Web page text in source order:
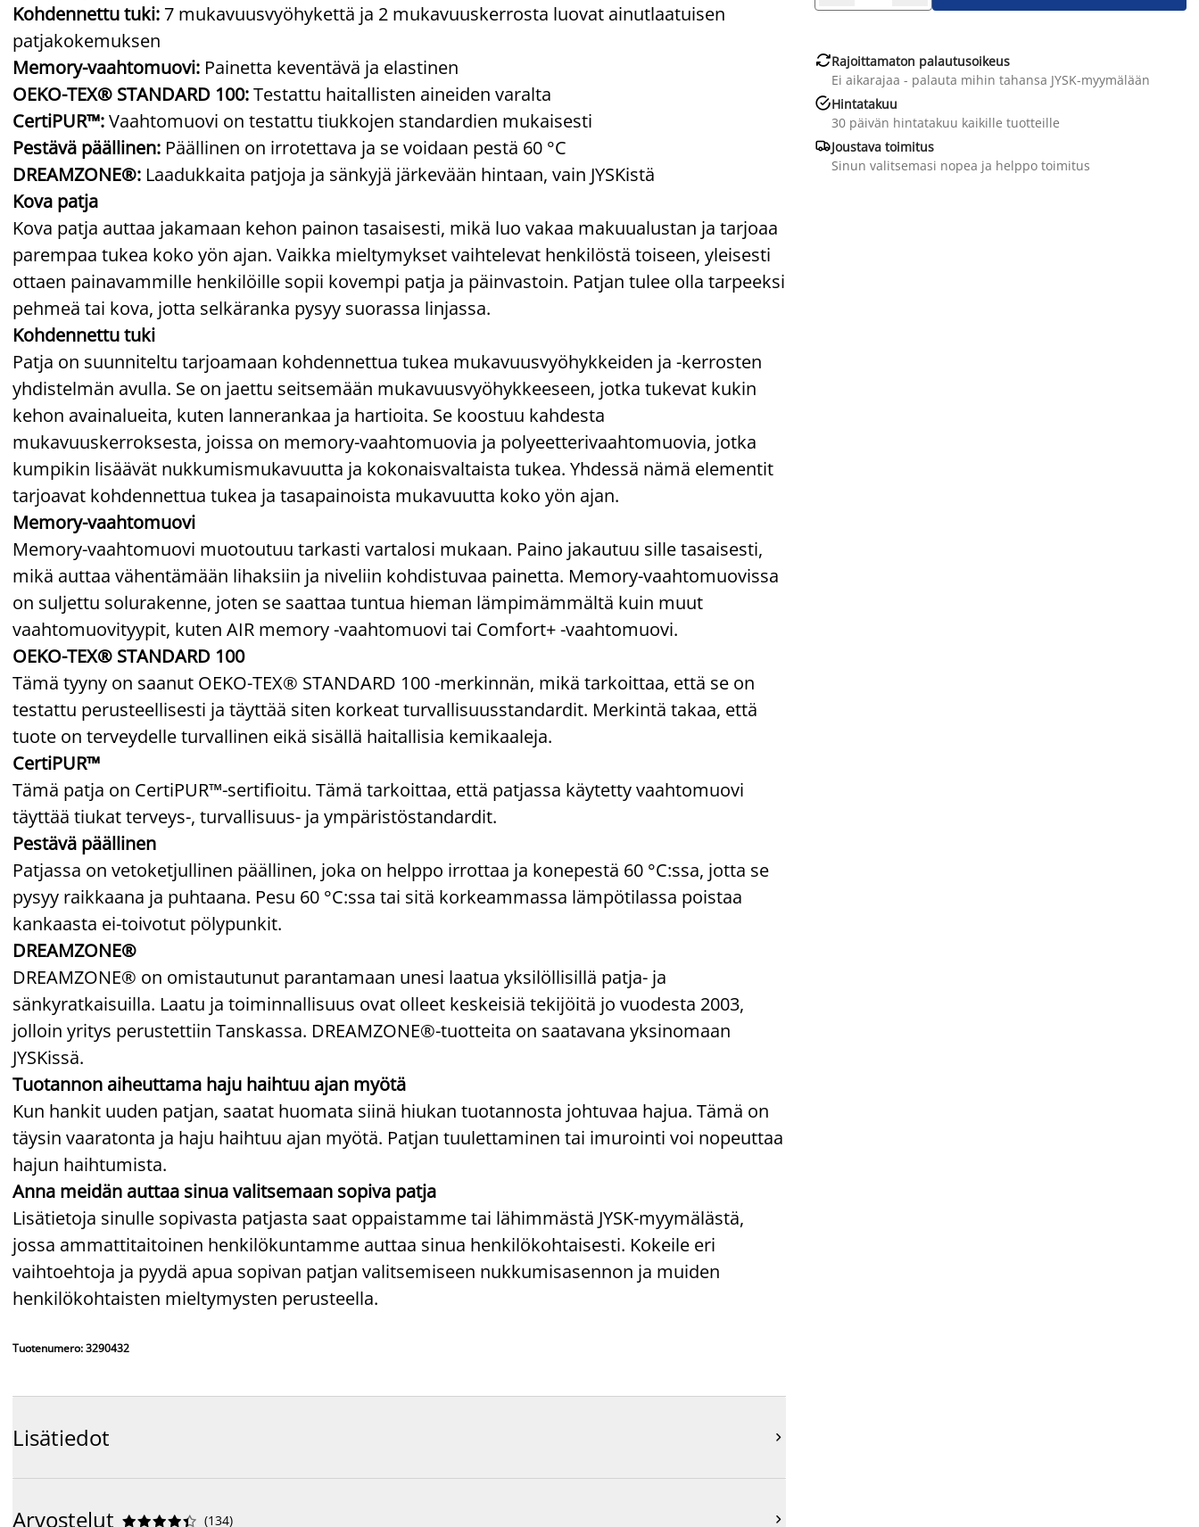
Kohdennettu tuki:7 mukavuusvyöhykettä ja 2 mukavuuskerrosta luovat ainutlaatuisen
patjakokemuksen
Memory-vaahtomuovi: Painetta keventävä ja elastinen
OEKO-TEX® STANDARD 100:Testattu haitallisten aineiden varalta
CertiPUR™:Vaahtomuovi on testattu tiukkojen standardien mukaisesti
Pestävä päällinen: Päällinen on irrotettava ja se voidaan pestä 60 °C
DREAMZONE®: Laadukkaita patjoja ja sänkyjä järkevään hintaan, vain JYSKistä
Kova patja
Kova patja auttaa jakamaan kehon painon tasaisesti, mikä luo vakaa makuualustan ja tarjoaa
parempaa tukea koko yön ajan. Vaikka mieltymykset vaihtelevat henkilöstä toiseen, yleisesti
ottaen painavammille henkilöille sopii kovempi patja ja päinvastoin. Patjan tulee olla tarpeeksi
pehmeä tai kova, jotta selkäranka pysyy suorassa linjassa.
Kohdennettu tuki
Patja on suunniteltu tarjoamaan kohdennettua tukea mukavuusvyöhykkeiden ja -kerrosten
yhdistelmän avulla. Se on jaettu seitsemään mukavuusvyöhykkeeseen, jotka tukevat kukin
kehon avainalueita, kuten lannerankaa ja hartioita. Se koostuu kahdesta
mukavuuskerroksesta, joissa on memory-vaahtomuovia ja polyeetterivaahtomuovia, jotka
kumpikin lisäävät nukkumismukavuutta ja kokonaisvaltaista tukea. Yhdessä nämä elementit
tarjoavat kohdennettua tukea ja tasapainoista mukavuutta koko yön ajan.
Memory-vaahtomuovi
Memory-vaahtomuovi muotoutuu tarkasti vartalosi mukaan. Paino jakautuu sille tasaisesti,
mikä auttaa vähentämään lihaksiin ja niveliin kohdistuvaa painetta. Memory-vaahtomuovissa
on suljettu solurakenne, joten se saattaa tuntua hieman lämpimämmältä kuin muut
vaahtomuovityypit, kuten AIR memory -vaahtomuovi tai Comfort+ -vaahtomuovi.
OEKO-TEX® STANDARD 100
Tämä tyyny on saanut OEKO-TEX® STANDARD 100 -merkinnän, mikä tarkoittaa, että se on
testattu perusteellisesti ja täyttää siten korkeat turvallisuusstandardit. Merkintä takaa, että
tuote on terveydelle turvallinen eikä sisällä haitallisia kemikaaleja.
CertiPUR™
Tämä patja on CertiPUR™-sertifioitu. Tämä tarkoittaa, että patjassa käytetty vaahtomuovi
täyttää tiukat terveys-, turvallisuus- ja ympäristöstandardit.
Pestävä päällinen
Patjassa on vetoketjullinen päällinen, joka on helppo irrottaa ja konepestä 60 °C:ssa, jotta se
pysyy raikkaana ja puhtaana. Pesu 60 °C:ssa tai sitä korkeammassa lämpötilassa poistaa
kankaasta ei-toivotut pölypunkit.
DREAMZONE®
DREAMZONE® on omistautunut parantamaan unesi laatua yksilöllisillä patja- ja
sänkyratkaisuilla. Laatu ja toiminnallisuus ovat olleet keskeisiä tekijöitä jo vuodesta 2003,
jolloin yritys perustettiin Tanskassa. DREAMZONE®-tuotteita on saatavana yksinomaan
JYSKissä.
Tuotannon aiheuttama haju haihtuu ajan myötä
Kun hankit uuden patjan, saatat huomata siinä hiukan tuotannosta johtuvaa hajua. Tämä on
täysin vaaratonta ja haju haihtuu ajan myötä. Patjan tuulettaminen tai imurointi voi nopeuttaa
hajun haihtumista.
Anna meidän auttaa sinua valitsemaan sopiva patja
Lisätietoja sinulle sopivasta patjasta saat oppaistamme tai lähimmästä JYSK-myymälästä,
jossa ammattitaitoinen henkilökuntamme auttaa sinua henkilökohtaisesti. Kokeile eri
vaihtoehtoja ja pyydä apua sopivan patjan valitsemiseen nukkumisasennon ja muiden
henkilökohtaisten mieltymysten perusteella.
Tuotenumero: 3290432
Lisätiedot 
Arvostelut 




 (134) 
Rajoittamaton palautusoikeus
Ei aikarajaa - palauta mihin tahansa JYSK-myymälään
Hintatakuu
30 päivän hintatakuu kaikille tuotteille
Joustava toimitus
Sinun valitsemasi nopea ja helppo toimitus